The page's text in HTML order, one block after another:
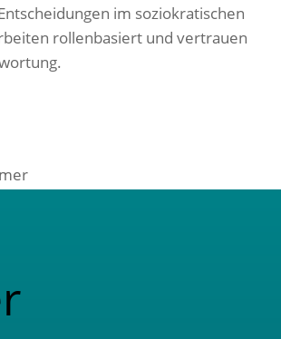
im soziokratischen
rollenbasiert und vertrauen